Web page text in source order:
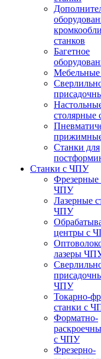
станков
Багетное
Мебельные
столярные
Станки для
Станки с ЧПУ
Фрезерные
ЧПУ
Лазерные
ЧПУ
центры с
лазеры
ЧПУ
Токарно-
станки с
Форматно-
с ЧПУ
Фрезерно-